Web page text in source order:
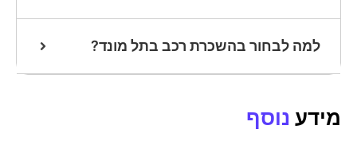
למה לבחור בהשכרת רכב בתל מונד?
מידע נוסף